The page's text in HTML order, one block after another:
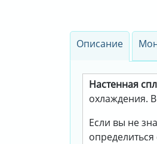
Описание
Настенная
охлаждения.
Если вы не